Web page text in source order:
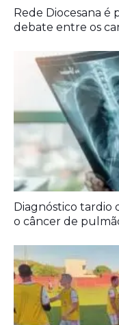
Diagnóstico tardio
Agora é oficial